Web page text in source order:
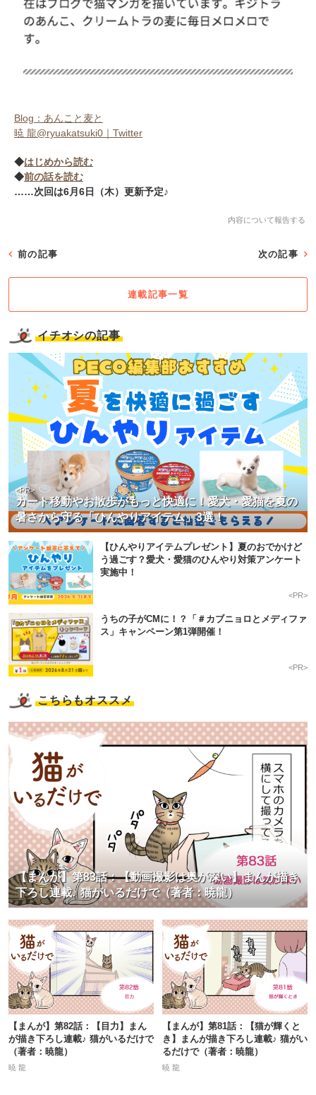
Blog：あんこと麦と
暁 龍@ryuakatsuki0｜Twitter
◆はじめから読む
◆前の話を読む
……次回は6月6日（木）更新予定♪
内容について報告する
前の記事 次の記事
連載記事一覧
イチオシの記事
カート移動やお散歩がもっと快適に！愛犬・愛猫を夏の
暑さから守る「ひんやりアイテム」3選！
<PR>
【ひんやりアイテムプレゼント】夏のおでかけど
う過ごす？愛犬・愛猫のひんやり対策アンケート
実施中！
<PR>
うちの子がCMに！？「＃カブニョロとメディファ
ス」キャンペーン第1弾開催！
<PR>
こちらもオススメ
【まんが】第83話：【動画撮影は奥が深い】まんが描き
下ろし連載♪ 猫がいるだけで（著者：暁龍）
【まんが】第82話：【目力】まん
が描き下ろし連載♪ 猫がいるだけで
（著者：暁龍）
暁 龍
【まんが】第81話：【猫が輝くと
き】まんが描き下ろし連載♪ 猫がい
るだけで（著者：暁龍）
暁 龍